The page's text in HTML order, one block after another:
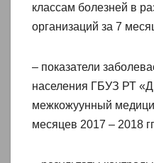
классам болезней в
организаций за 7
– показатели
населения ГБУЗ РТ
межкожуунный
месяцев 2017 – 2018